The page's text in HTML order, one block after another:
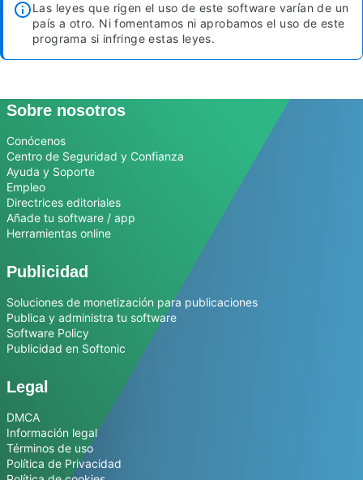
Las leyes que rigen el uso de este software varían de un
país a otro. Ni fomentamos ni aprobamos el uso de este
programa si infringe estas leyes.
Sobre nosotros
Conócenos
Centro de Seguridad y Confianza
Ayuda y Soporte
Empleo
Directrices editoriales
Añade tu software / app
Herramientas online
Publicidad
Soluciones de monetización para publicaciones
Publica y administra tu software
Software Policy
Publicidad en Softonic
Legal
DMCA
Información legal
Términos de uso
Política de Privacidad